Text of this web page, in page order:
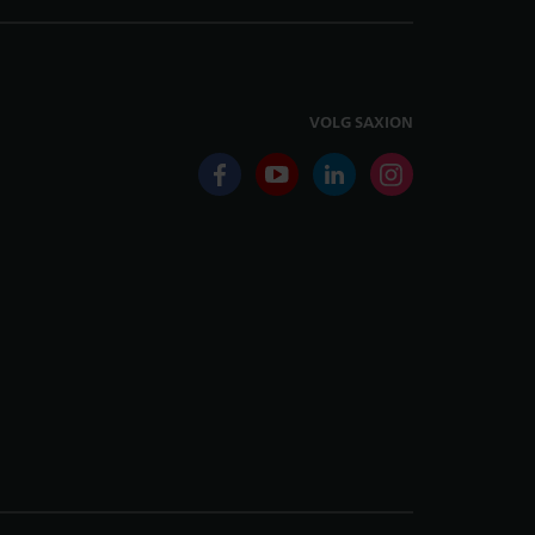
VOLG SAXION
facebookyoutubelinkedininstagram